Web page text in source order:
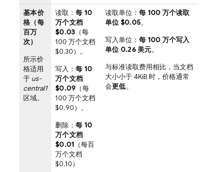
基本价
格（每
百万
次）
所示价
格适用
于 us-
central1
区域。
读取： 每 10
万个文档
$0.03 （每
100 万个文档
$0.30）。
写入： 每 10
万个文档
$0.09 （每
100 万个文档
$0.90）。
删除： 每 10
万个文档
$0.01 （每百
万个文档
$0.10）
读取单位： 每 100 万个读取
单位 $0.05。
写入单位： 每 100 万个写入
单位 0.26 美元。
与标准读取费用相比，当文档
大小小于 4KiB 时，价格通常
会更低。